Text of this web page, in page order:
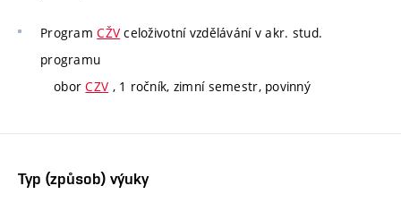
ProgramCŽV celoživotní vzdělávání v akr. stud.
programu
oborCZV , 1 ročník, zimní semestr, povinný
Typ (způsob) výuky